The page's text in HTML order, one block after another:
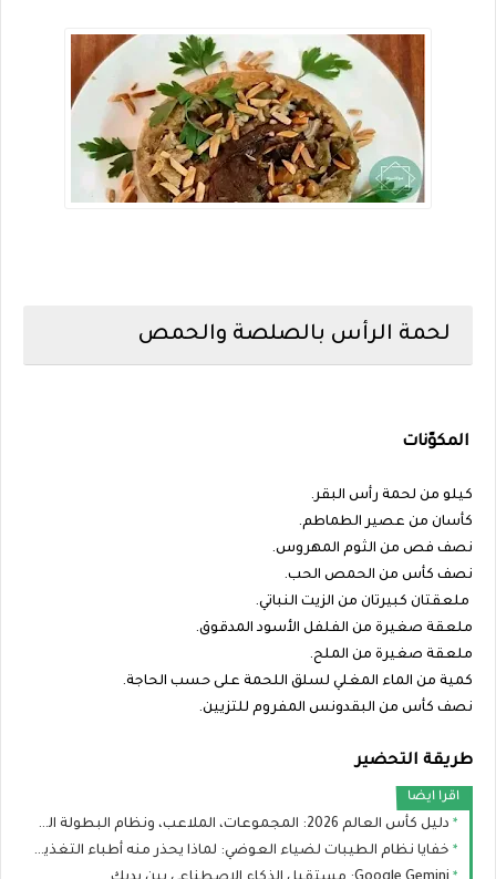
لحمة الرأس بالصلصة والحمص
المكوّنات
كيلو من لحمة رأس البقر.
كأسان من عصير الطماطم.
نصف فص من الثوم المهروس.
نصف كأس من الحمص الحب.
ملعقتان كبيرتان من الزيت النباتي.
ملعقة صغيرة من الفلفل الأسود المدقوق.
ملعقة صغيرة من الملح.
كمية من الماء المغلي لسلق اللحمة على حسب الحاجة.
نصف كأس من البقدونس المفروم للتزيين.
طريقة التحضير
اقرا ايضا
دليل كأس العالم 2026: المجموعات، الملاعب، ونظام البطولة الجديد
خفايا نظام الطيبات لضياء العوضي: لماذا يحذر منه أطباء التغذية؟